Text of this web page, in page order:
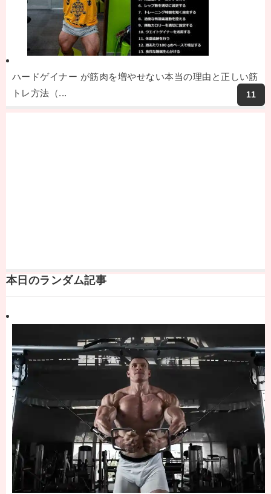
ハードゲイナー が筋肉を増やせない本当の理由と正しい筋
トレ方法（...
本日のランダム記事